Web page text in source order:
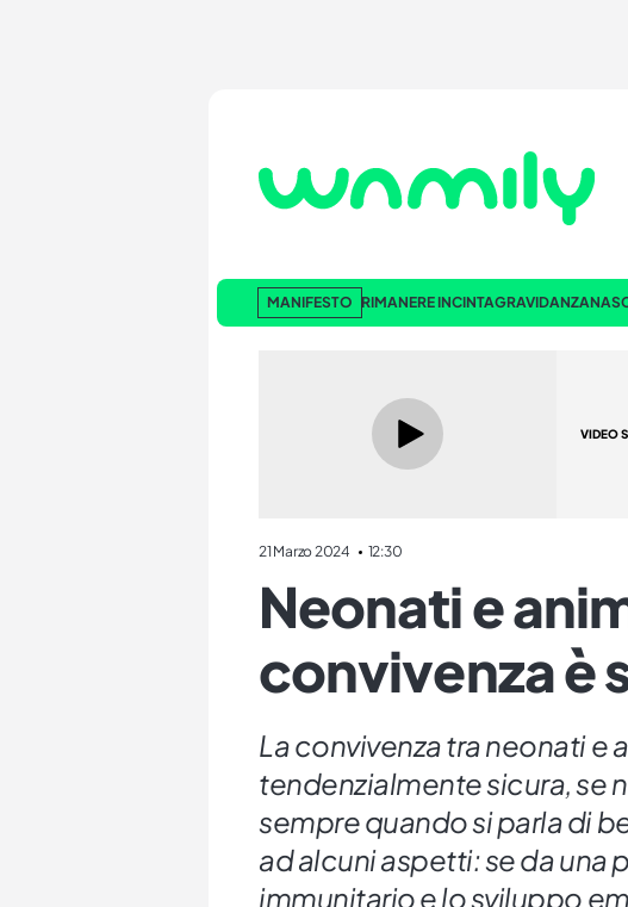
MANIFESTO RIMANERE INCINTAGRAVIDANZA
VIDEO
21 Marzo 2024 12:30
Neonati e
convivenza è
La convivenza tra neonati e
tendenzialmente sicura, se
sempre quando si parla di
ad alcuni aspetti: se da una
immunitario e lo sviluppo